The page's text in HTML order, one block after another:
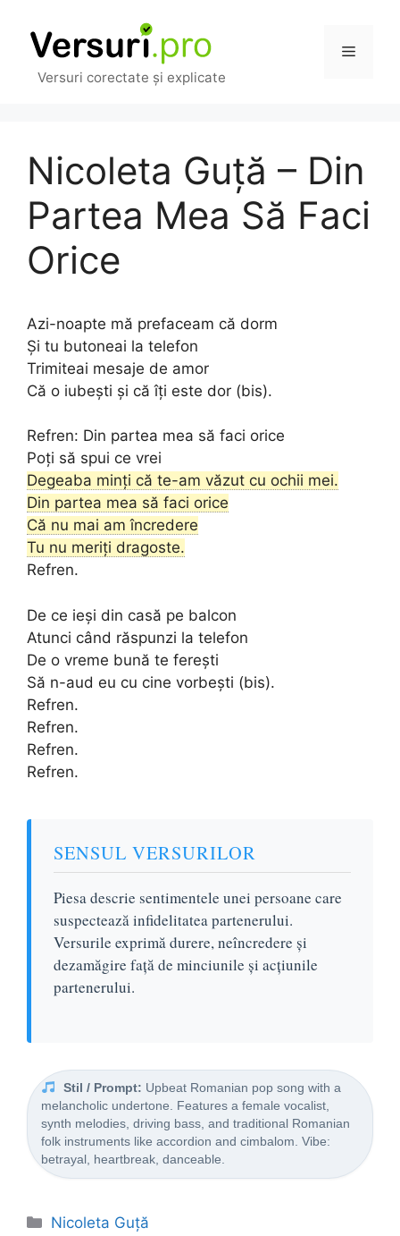
conținut
Versuri corectate și explicate
Meniu
Nicoleta Guță – Din
Partea Mea Să Faci
Orice
Azi-noapte mă prefaceam că dorm
Și tu butoneai la telefon
Trimiteai mesaje de amor
Că o iubești și că îți este dor (bis).
Refren: Din partea mea să faci orice
Poți să spui ce vrei
Degeaba minți că te-am văzut cu ochii mei.
Din partea mea să faci orice
Că nu mai am încredere
Tu nu meriți dragoste.
Refren.
De ce ieși din casă pe balcon
Atunci când răspunzi la telefon
De o vreme bună te ferești
Să n-aud eu cu cine vorbești (bis).
Refren.
Refren.
Refren.
Refren.
SENSUL VERSURILOR
Piesa descrie sentimentele unei persoane care
suspectează infidelitatea partenerului.
Versurile exprimă durere, neîncredere și
dezamăgire față de minciunile și acțiunile
partenerului.
Stil / Prompt: Upbeat Romanian pop song with a
melancholic undertone. Features a female vocalist,
synth melodies, driving bass, and traditional Romanian
folk instruments like accordion and cimbalom. Vibe:
betrayal, heartbreak, danceable.
Categorii
Nicoleta Guță